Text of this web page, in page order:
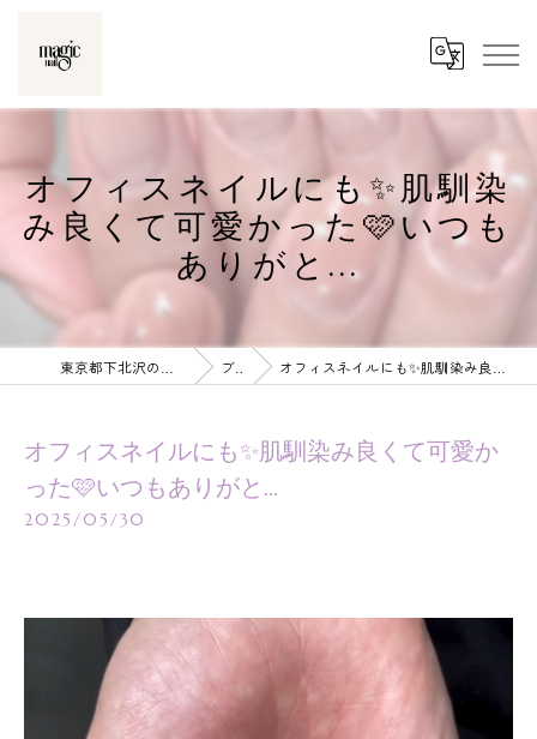
オフィスネイルにも✨肌馴染
み良くて可愛かった🩷いつも
ありがと...
ブログ オフィスネイルにも✨肌馴染み良くて可愛かった🩷いつもありがと...
オフィスネイルにも✨肌馴染み良くて可愛か
った🩷いつもありがと...
2025/05/30